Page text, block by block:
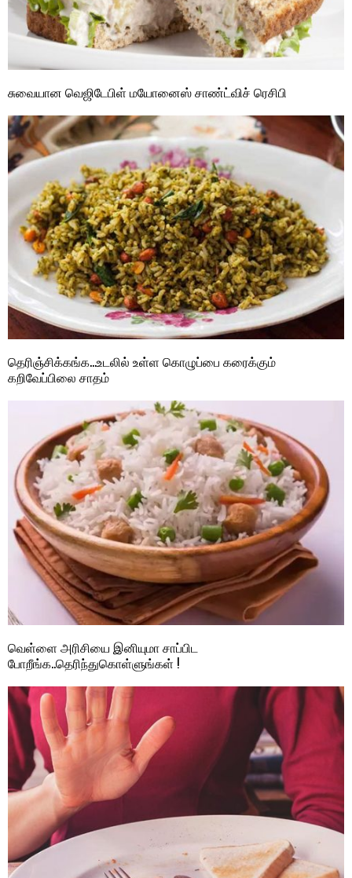
சுவையான வெஜிடேபிள் மயோனைஸ் சாண்ட்விச் ரெசிபி
தெரிஞ்சிக்கங்க…உடலில் உள்ள கொழுப்பை கரைக்கும்
கறிவேப்பிலை சாதம்
வெள்ளை அரிசியை இனியுமா சாப்பிட
போறீங்க..தெரிந்துகொள்ளுங்கள் !